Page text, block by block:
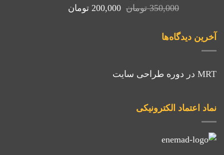
350,000 تومان قیمت
200,000 تومان
آخرین دیدگاه‌ها
MRT در دوره طراحی سایت
نماد اعتماد الکترونیکی